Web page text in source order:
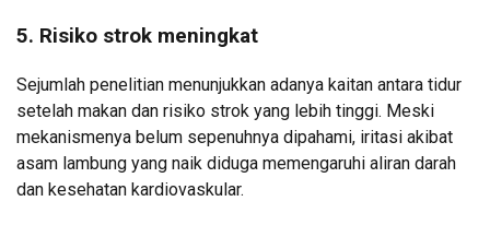
5. Risiko strok meningkat
Sejumlah penelitian menunjukkan adanya kaitan antara tidur
setelah makan dan risiko strok yang lebih tinggi. Meski
mekanismenya belum sepenuhnya dipahami, iritasi akibat
asam lambung yang naik diduga memengaruhi aliran darah
dan kesehatan kardiovaskular.